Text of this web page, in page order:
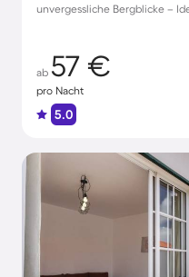
unvergessliche Bergblicke –
ab 57 €
pro Nacht
5.0